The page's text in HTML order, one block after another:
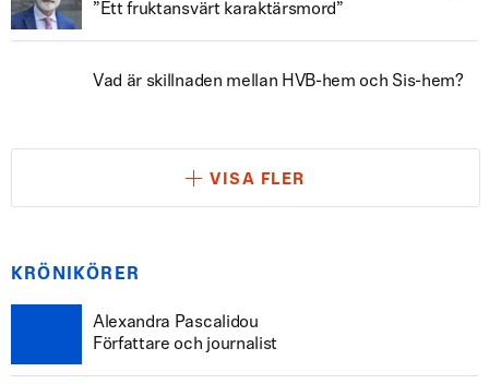
”Ett fruktansvärt karaktärsmord”
Vad är skillnaden mellan HVB-hem och Sis-hem?
VISA FLER
KRÖNIKÖRER
Alexandra Pascalidou
Författare och journalist